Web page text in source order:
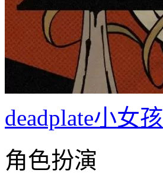
deadplate小女孩
角色扮演